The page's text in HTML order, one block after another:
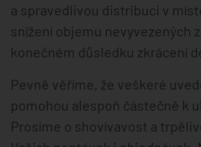
a spravedlivou distribuci v
snížení objemu nevyvezených
konečném důsledku zkrácení
Pevně věříme, že veškeré
pomohou alespoň částečně k
Prosíme o shovívavost a